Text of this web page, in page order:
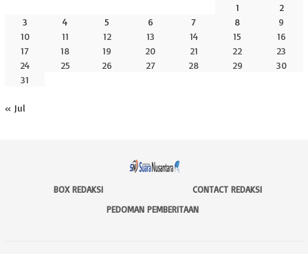
1
2
3
4 5 6 7 8
9
10
11 12 13 14 15
16
17
18 19 20 21 22
23
24
25 26 27 28 29
30
31
« Jul
BOX REDAKSI
CONTACT REDAKSI
PEDOMAN PEMBERITAAN